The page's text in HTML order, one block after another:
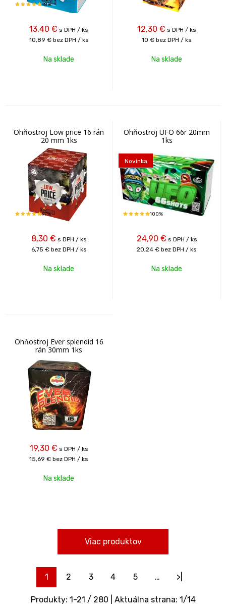
98%
13,40 € s DPH / ks
10,89 € bez DPH / ks
Na sklade
12,30 € s DPH / ks
10 € bez DPH / ks
Na sklade
Ohňostroj Low price 16 rán
20 mm 1ks
97%
8,30 € s DPH / ks
6,75 € bez DPH / ks
Na sklade
Ohňostroj UFO 66r 20mm
1ks
Novinka
100%
24,90 € s DPH / ks
20,24 € bez DPH / ks
Na sklade
Ohňostroj Ever splendid 16
rán 30mm 1ks
19,30 € s DPH / ks
15,69 € bez DPH / ks
Na sklade
Viac produktov
1 2 3 4 5 … >|
Produkty: 1-21 / 280 | Aktuálna strana: 1/14